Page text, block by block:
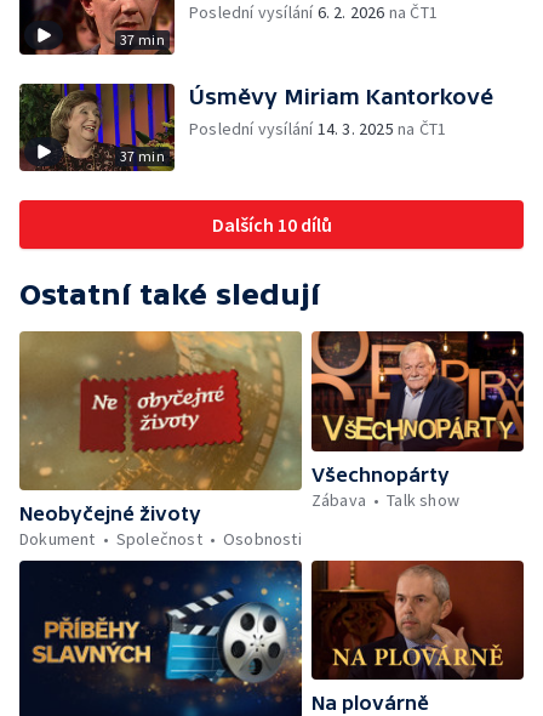
37 min
Poslední vysílání6. 2. 2026 na ČT1
37 min
Úsměvy Miriam Kantorkové
Poslední vysílání14. 3. 2025 na ČT1
Dalších 10 dílů
Ostatní také sledují
Neobyčejné životy
Dokument
Společnost Osobnosti
Všechnopárty
Zábava
Talk show
Na plovárně